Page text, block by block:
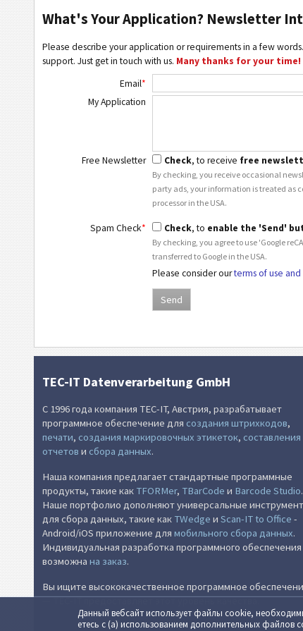
Данный вебсайт использует файлы cookie,
етесь c (а) ис­поль­зо­ванием допол­ни­тель­ных
What's Your Application? Newsletter
Please describe your application or requirements in a few
support. Just get in touch with us. Many thanks for your time!
Email*
My Application
Free Newsletter Check, to receive free
By checking, you receive occasional
party ads, your information is treated as
processor in the USA.
Spam Check* Check, to enable the 'Send'
By checking, you agree to use 'Google
transferred to Google in the USA.
Please consider ourterms of use
TEC-IT Datenverarbeitung GmbH
С 1996 года компания TEC-IT, Австрия, разрабатывает
программное обеспечение для создания штрихкодов,
печати, создания маркировочных этикеток, составления
отчетов и сбора данных.
Наша компания предлагает стандартные программные
продукты, такие как TFORMer, TBarCode и Barcode Studio.
Наше портфолио дополняют универсальные
для сбора данных, такие как TWedge и Scan-IT to Office -
Android/iOS приложение для мобильного сбора данных.
Индивидуальная разработка программного обеспечения
возможна на заказ.
Вы ищите высококачественное программное
— TEC-IT предоставляет этот уровень качества.